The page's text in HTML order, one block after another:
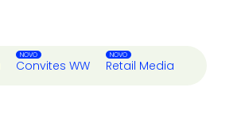
Convites WW Retail Media